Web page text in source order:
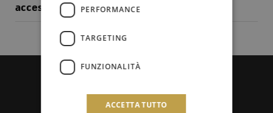
accessi
Amministrazione trasparente
PERFORMANCE
TARGETING
FUNZIONALITÀ
ACCETTA TUTTO